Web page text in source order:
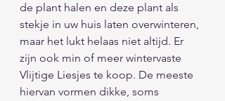
de plant halen en deze plant als
stekje in uw huis laten overwinteren,
maar het lukt helaas niet altijd. Er
zijn ook min of meer wintervaste
Vlijtige Liesjes te koop. De meeste
hiervan vormen dikke, soms